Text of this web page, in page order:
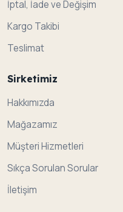
İptal, İade ve Değişim
Kargo Takibi
Teslimat
Sirketimiz
Hakkımızda
Mağazamız
Müşteri Hizmetleri
Sıkça Sorulan Sorular
İletişim